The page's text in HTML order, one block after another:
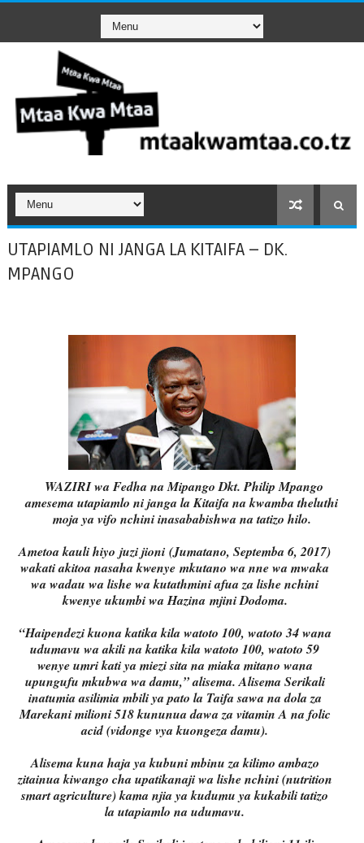
UTAPIAMLO NI JANGA LA KITAIFA – DK.
MPANGO
WAZIRI wa Fedha na Mipango Dkt. Philip Mpango
amesema utapiamlo ni janga la Kitaifa na kwamba theluthi
moja ya vifo nchini inasababishwa na tatizo hilo.
Ametoa kauli hiyojuzi jioni(Jumatano, Septemba 6, 2017)
wakati akitoa nasaha kwenyemkutano wa nne wa mwaka
wa wadau wa lishe wa kutathmini afua za lishe nchini
kwenye ukumbi wa Hazina mjini Dodoma.
“Haipendezi kuona katika kila watoto 100, watoto 34 wana
udumavu wa akili na katika kila watoto 100, watoto 59
wenye umri kati ya miezi sita na miaka mitano wana
upungufu mkubwa wa damu,” alisema. Alisema Serikali
inatumia asilimia mbili ya pato la Taifa sawa na dola za
Marekani milioni 518 kununua dawa za vitamin A na folic
acid (vidonge vya kuongeza damu).
Alisema kuna haja ya kubuni mbinu za kilimo ambazo
zitainua kiwango cha upatikanaji wa lishe nchini (nutrition
smart agriculture) kama njia ya kudumu ya kukabili tatizo
la utapiamlo na udumavu.